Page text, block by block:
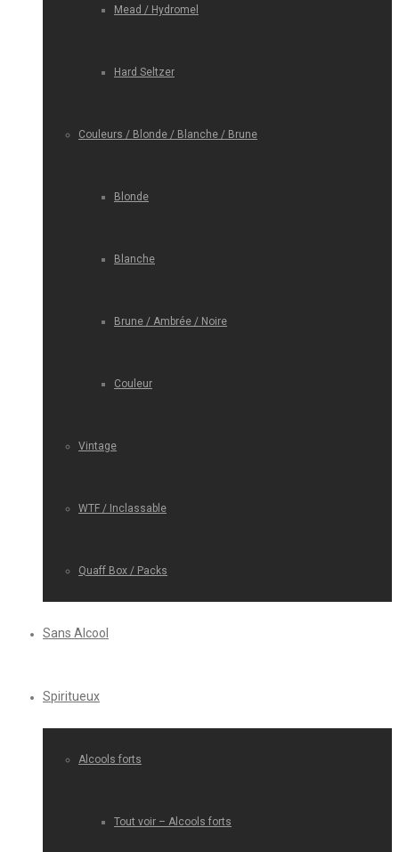
Mead / Hydromel
Hard Seltzer
Couleurs / Blonde / Blanche / Brune
Blonde
Blanche
Brune / Ambrée / Noire
Couleur
Vintage
WTF / Inclassable
Quaff Box / Packs
Sans Alcool
Spiritueux
Alcools forts
Tout voir – Alcools forts